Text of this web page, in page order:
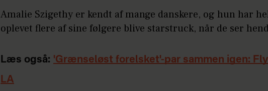
Amalie Szigethy er kendt af mange danskere, og hun har
oplevet flere af sine følgere blive starstruck, når de ser
Læs også: 'Grænseløst forelsket'-par sammen igen:
LA